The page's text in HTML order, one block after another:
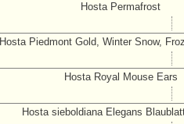
Hosta Permafrost
Hosta Piedmont Gold, Winter Snow,
Hosta Royal Mouse Ears
Hosta sieboldiana Elegans